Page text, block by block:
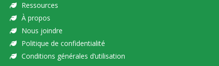
Ressources
À propos
Nous joindre
Politique de confidentialité
Conditions générales d’utilisation